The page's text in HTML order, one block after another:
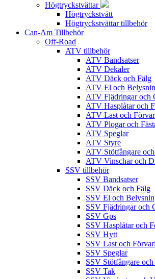
Högtryckstvättar
Högtryckstvätt
Högtryckstvättar tillbehör
Can-Am Tillbehör
Off-Road
ATV tillbehör
ATV Bandsatser
ATV Dekaler
ATV Däck och Fälg
ATV El och
ATV Fjädringar och
ATV Hasplåtar och
ATV Last och
ATV Plogar och
ATV Speglar
ATV Styre
ATV Stötfångare
ATV Vinschar och
SSV tillbehör
SSV Bandsatser
SSV Däck och Fälg
SSV El och
SSV Fjädringar och
SSV Gps
SSV Hasplåtar och
SSV Hytt
SSV Last och
SSV Speglar
SSV Stötfångare
SSV Tak